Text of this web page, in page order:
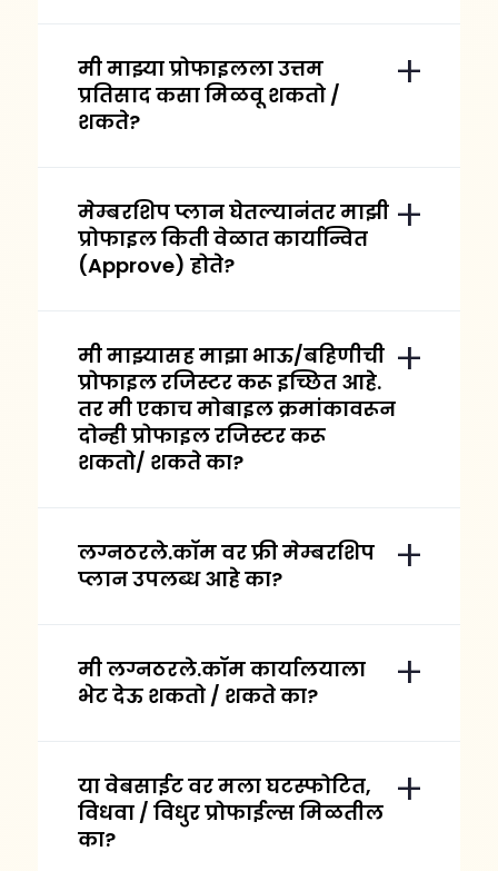
मी माझ्या प्रोफाइलला उत्तम
प्रतिसाद कसा मिळवू शकतो /
शकते?
मेम्बरशिप प्लान घेतल्यानंतर माझी
प्रोफाइल किती वेळात कार्यान्वित
(Approve) होते?
मी माझ्यासह माझा भाऊ/बहिणीची
प्रोफाइल रजिस्टर करू इच्छित आहे.
तर मी एकाच मोबाइल क्रमांकावरून
दोन्ही प्रोफाइल रजिस्टर करू
शकतो/ शकते का?
लग्नठरले.कॉम वर फ्री मेम्बरशिप
प्लान उपलब्ध आहे का?
मी लग्नठरले.कॉम कार्यालयाला
भेट देऊ शकतो / शकते का?
या वेबसाईट वर मला घटस्फोटित,
विधवा / विधुर प्रोफाईल्स मिळतील
का?